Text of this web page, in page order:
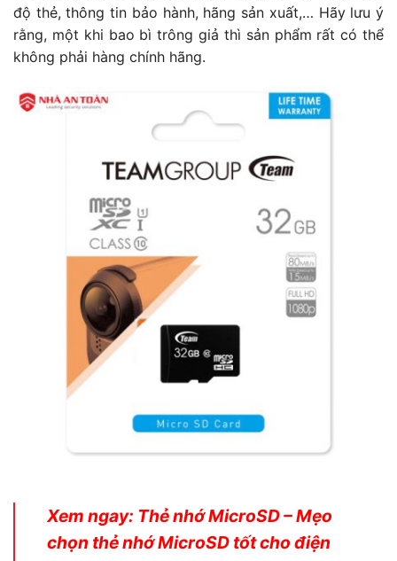
độ thẻ, thông tin bảo hành, hãng sản xuất,… Hãy lưu ý
rằng, một khi bao bì trông giả thì sản phẩm rất có thể
không phải hàng chính hãng.
Xem ngay: Thẻ nhớ MicroSD – Mẹo
chọn thẻ nhớ MicroSD tốt cho điện